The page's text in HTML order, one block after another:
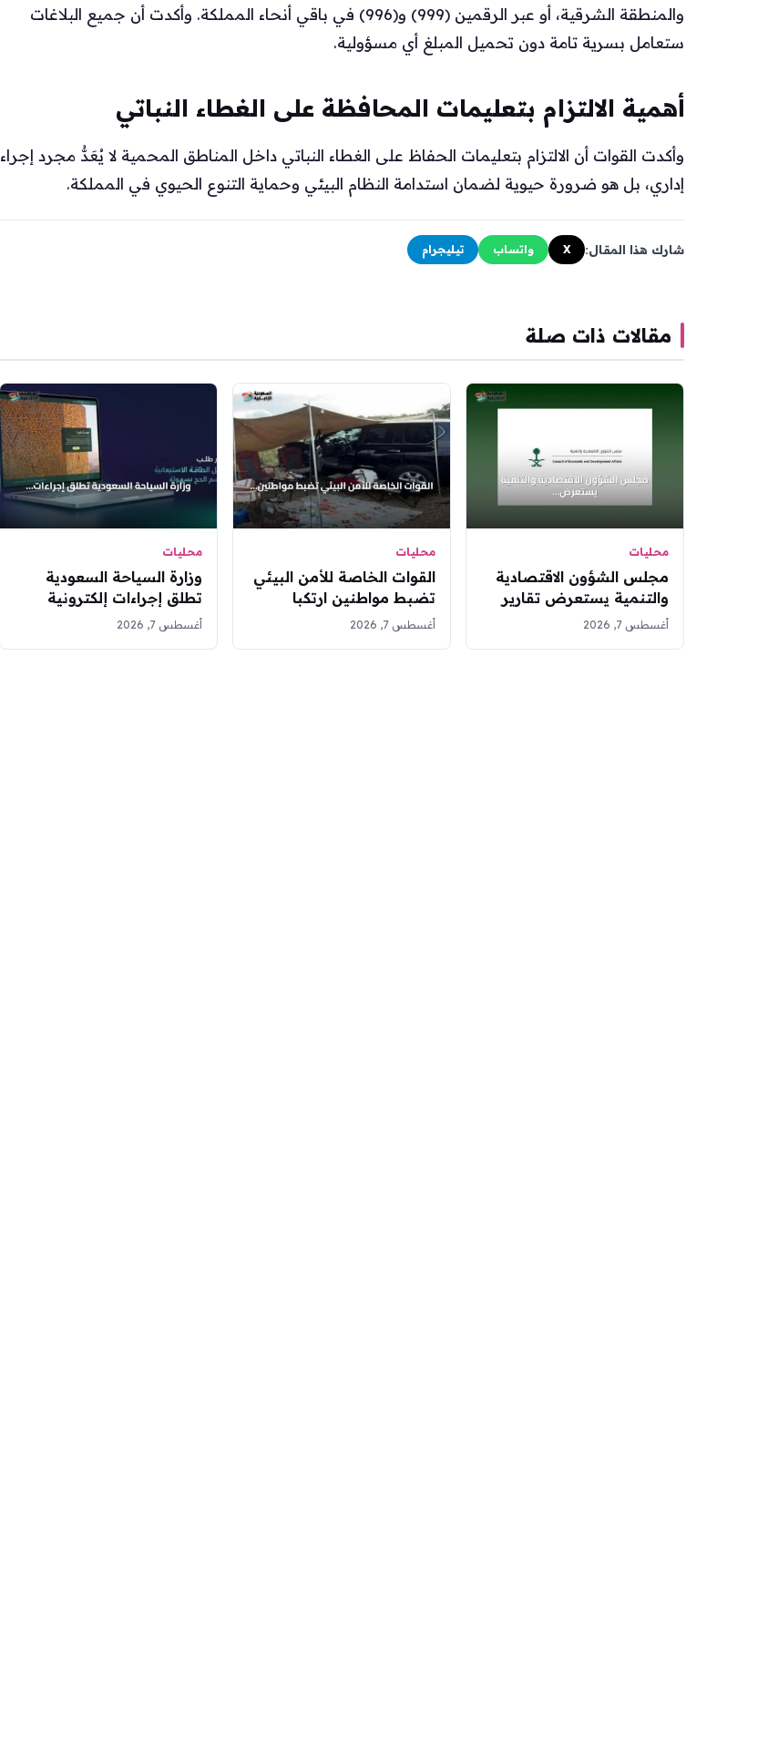
والمنطقة الشرقية، أو عبر الرقمين (999) و(996) في باقي أنحاء المملكة. وأكدت أن جميع البلاغات
ستعامل بسرية تامة دون تحميل المبلغ أي مسؤولية.
أهمية الالتزام بتعليمات المحافظة على الغطاء النباتي
وأكدت القوات أن الالتزام بتعليمات الحفاظ على الغطاء النباتي داخل المناطق المحمية لا يُعَدُّ مجرد إجراء
إداري، بل هو ضرورة حيوية لضمان استدامة النظام البيئي وحماية التنوع الحيوي في المملكة.
شارك هذا المقال: X واتساب تيليجرام
مقالات ذات صلة
محليات
مجلس الشؤون الاقتصادية
والتنمية يستعرض تقارير
أداء الميزانية وموسوعة
أغسطس 7, 2026
محليات
القوات الخاصة للأمن البيئي
تضبط مواطنين ارتكبا
مخالفات بيئية في محمتين
أغسطس 7, 2026
محليات
وزارة السياحة السعودية
تطلق إجراءات إلكترونية
لتعديل سعة مرافق الضيافة
أغسطس 7, 2026